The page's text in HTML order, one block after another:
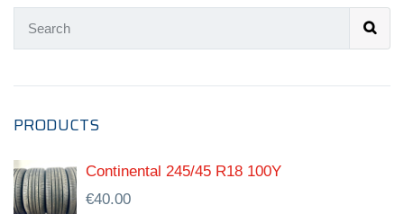
PRODUCTS
Continental 245/45 R18 100Y
€40.00